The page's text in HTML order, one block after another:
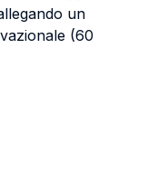
un
(60